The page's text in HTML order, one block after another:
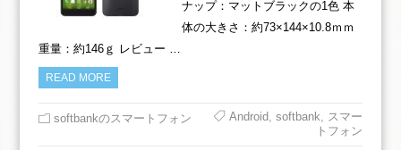
ナップ：マットブラックの1色 本
体の大きさ：約73×144×10.8ｍｍ
重量：約146ｇ レビュー …
READ MORE
softbankのスマートフォン Android ,softbank
スマー
トフォン